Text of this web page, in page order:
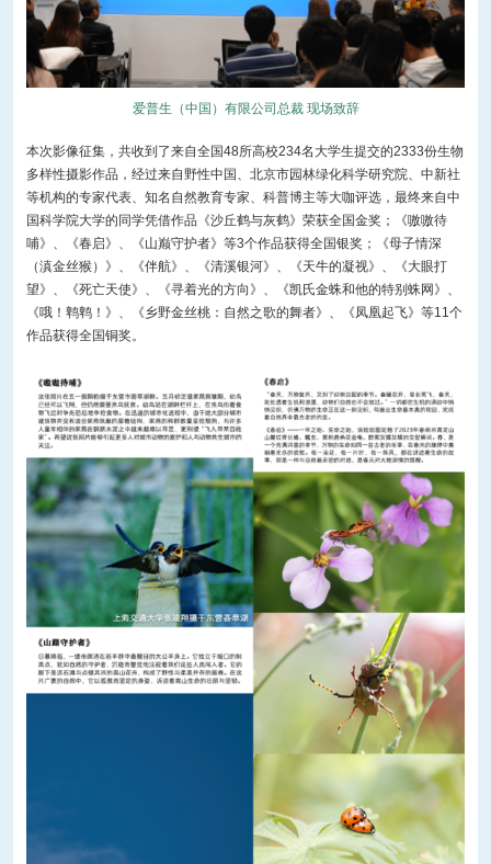
爱普生（中国）有限公司总裁 现场致辞
本次影像征集，共收到了来自全国48所高校234名大学生提交的2333份生物
多样性摄影作品，经过来自野性中国、北京市园林绿化科学研究院、中新社
等机构的专家代表、知名自然教育专家、科普博主等大咖评选，最终来自中
国科学院大学的同学凭借作品《沙丘鹤与灰鹤》荣获全国金奖；《嗷嗷待
哺》、《春启》、《山巅守护者》等3个作品获得全国银奖；《母子情深
（滇金丝猴）》、《伴航》、《清溪银河》、《天牛的凝视》、《大眼打
望》、《死亡天使》、《寻着光的方向》、《凯氏金蛛和他的特别蛛网》、
《哦！鹎鹎！》、《乡野金丝桃：自然之歌的舞者》、《凤凰起飞》等11个
作品获得全国铜奖。